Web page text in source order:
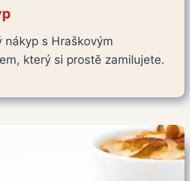
nákyp s Hraškovým
který si prostě zamilujete.